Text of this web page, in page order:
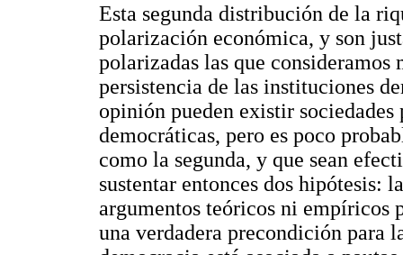
Esta segunda distribución de la
polarización económica, y son
polarizadas las que consideramos
persistencia de las instituciones
opinión pueden existir
democráticas, pero es poco
como la segunda, y que sean
sustentar entonces dos hipótesis:
argumentos teóricos ni empíricos
una verdadera precondición para